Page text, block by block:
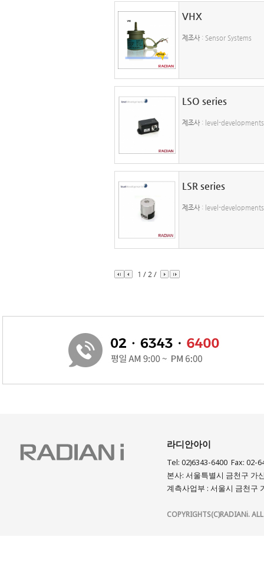
VHX
제조사 : Sensor Systems
LSO series
제조사 : level-developments
LSR series
제조사 : level-developments
1 / 2 /
라디안아이
Tel: 02)6343-6400 Fax:
본사: 서울특별시 금천구 가
계측사업부 : 서울시 금천구
COPYRIGHTS(C)RADIANi. ALL